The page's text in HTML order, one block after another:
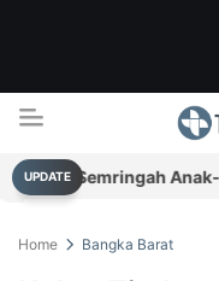
Timelines.id
Media Literasi,
UPDATE
Semringah Anak-
Home Bangka Barat